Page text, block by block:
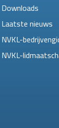
Downloads
Laatste nieuws
NVKL-
NVKL-